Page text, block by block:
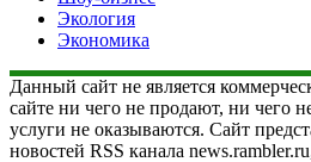
Экология
Экономика
Данный сайт не является
сайте ни чего не продают, ни чего
услуги не оказываются. Сайт
новостей RSS канала